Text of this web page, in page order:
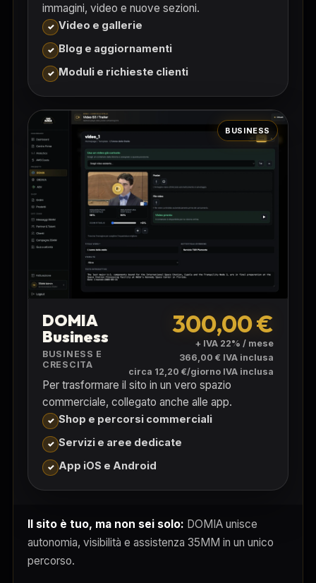
immagini, video e nuove sezioni.
Video e gallerie
Blog e aggiornamenti
Moduli e richieste clienti
BUSINESS
DOMIA
Business
BUSINESS E
CRESCITA
300,00 €
+ IVA 22% / mese
366,00 € IVA inclusa
circa 12,20 €/giorno IVA inclusa
Per trasformare il sito in un vero spazio
commerciale, collegato anche alle app.
Shop e percorsi commerciali
Servizi e aree dedicate
App iOS e Android
Il sito è tuo, ma non sei solo: DOMIA unisce
autonomia, visibilità e assistenza 35MM in un unico
percorso.